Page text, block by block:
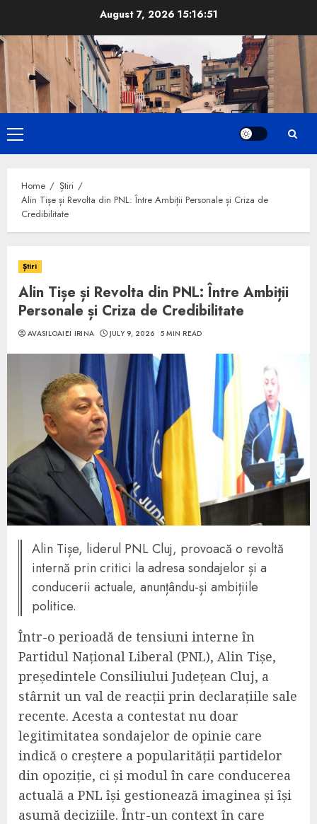
content
August 7, 2026 15:16:52
Primary
Menu
Home
Știri
Alin Tișe și Revolta din PNL: Între Ambiții Personale și Criza de
Credibilitate
Știri
Alin Tișe și Revolta din PNL: Între Ambiții
Personale și Criza de Credibilitate
AVASILOAIEI IRINA JULY 9, 2026 5 MIN READ
Alin Tișe, liderul PNL Cluj, provoacă o revoltă
internă prin critici la adresa sondajelor și a
conducerii actuale, anunțându-și ambițiile
politice.
Într-o perioadă de tensiuni interne în
Partidul Național Liberal (PNL), Alin Tișe,
președintele Consiliului Județean Cluj, a
stârnit un val de reacții prin declarațiile sale
recente. Acesta a contestat nu doar
legitimitatea sondajelor de opinie care
indică o creștere a popularității partidelor
din opoziție, ci și modul în care conducerea
actuală a PNL își gestionează imaginea și își
asumă deciziile. Într-un context în care